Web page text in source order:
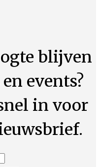
blijven
events?
in voor